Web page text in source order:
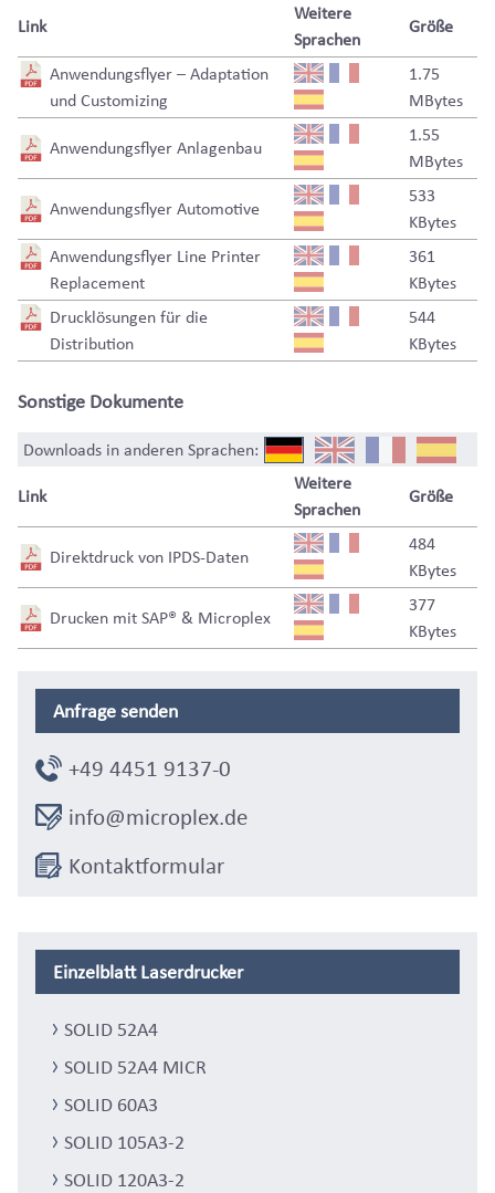
Link
Weitere
Sprachen
Größe
Anwendungsflyer – Adaptation
und Customizing
1.75
MBytes
Anwendungsflyer Anlagenbau
1.55
MBytes
Anwendungsflyer Automotive
533
KBytes
Anwendungsflyer Line Printer
Replacement
361
KBytes
Drucklösungen für die
Distribution
544
KBytes
Sonstige Dokumente
Downloads in anderen Sprachen:
Link
Weitere
Sprachen
Größe
Direktdruck von IPDS-Daten
484
KBytes
Drucken mit SAP® & Microplex
377
KBytes
Anfrage senden
+49 4451 9137-0
info@microplex.de
Kontaktformular
Einzelblatt Laserdrucker
SOLID 52A4
SOLID 52A4 MICR
SOLID 60A3
SOLID 105A3-2
SOLID 120A3-2